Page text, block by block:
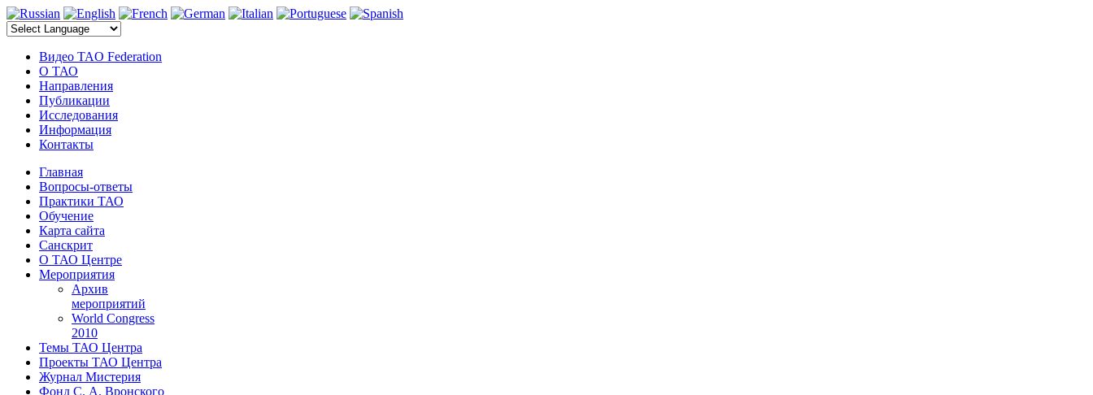
электронные компоненты
Видео TAO Federation
О ТАО
Направления
Публикации
Исследования
Информация
Контакты
Главная
Вопросы-ответы
Практики ТАО
Обучение
Карта сайта
Санскрит
О ТАО Центре
Мероприятия
Архив
мероприятий
World Congress
2010
Темы ТАО Центра
Проекты ТАО Центра
Журнал Мистерия
Фонд С. А. Вронского